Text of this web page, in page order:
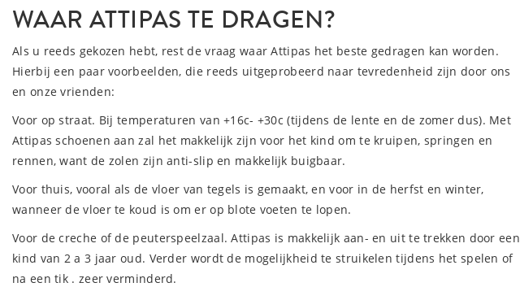
WAAR ATTIPAS TE DRAGEN?
Als u reeds gekozen hebt, rest de vraag waar Attipas het beste gedragen kan worden.
Hierbij een paar voorbeelden, die reeds uitgeprobeerd naar tevredenheid zijn door ons
en onze vrienden:
Voor op straat. Bij temperaturen van +16c- +30c (tijdens de lente en de zomer dus). Met
Attipas schoenen aan zal het makkelijk zijn voor het kind om te kruipen, springen en
rennen, want de zolen zijn anti-slip en makkelijk buigbaar.
Voor thuis, vooral als de vloer van tegels is gemaakt, en voor in de herfst en winter,
wanneer de vloer te koud is om er op blote voeten te lopen.
Voor de creche of de peuterspeelzaal. Attipas is makkelijk aan- en uit te trekken door een
kind van 2 a 3 jaar oud. Verder wordt de mogelijkheid te struikelen tijdens het spelen of
na een tik . zeer verminderd.